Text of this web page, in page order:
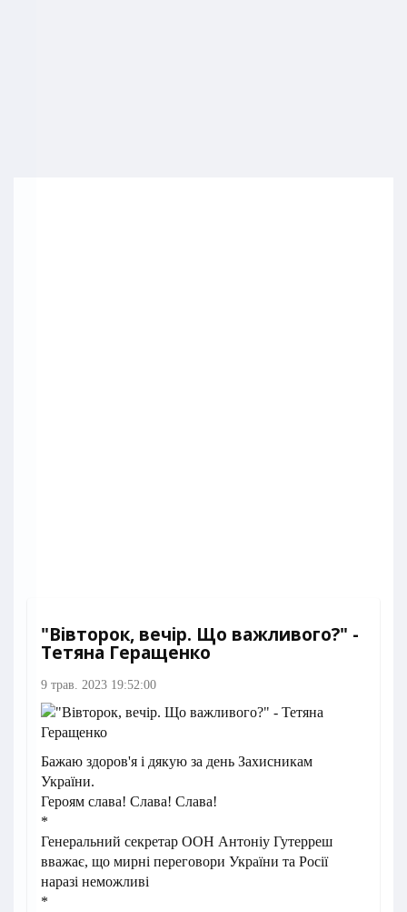
"Вівторок, вечір. Що важливого?" -
Тетяна Геращенко
9 трав. 2023 19:52:00
Бажаю здоров'я і дякую за день Захисникам
України.
Героям слава! Слава! Слава!
*
Генеральний секретар ООН Антоніу Гутерреш
вважає, що мирні переговори України та Росії
наразі неможливі
*